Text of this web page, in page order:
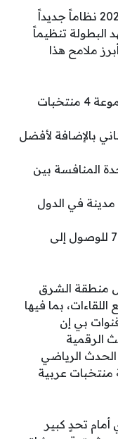
تعتمد النسخة الحالية من مونديال 2026 نظاماً جديداً
البطولة تنظيماً
ملامح هذا
اعتماد 12 مجموعة تضم كل مجموعة 4 منتخبات
بالإضافة لأفضل
حدة المنافسة بين
إجراء 104 مباريات تتوزع على 16 مدينة في الدول
الحاجة لخوض 8 لقاءات بدلاً من 7 للوصول إلى
كأس العالم 2026 داخل منطقة الشرق
بما فيها
بي إن
الرقمية
الرياضي
منتخبات عربية
تحدٍ كبير